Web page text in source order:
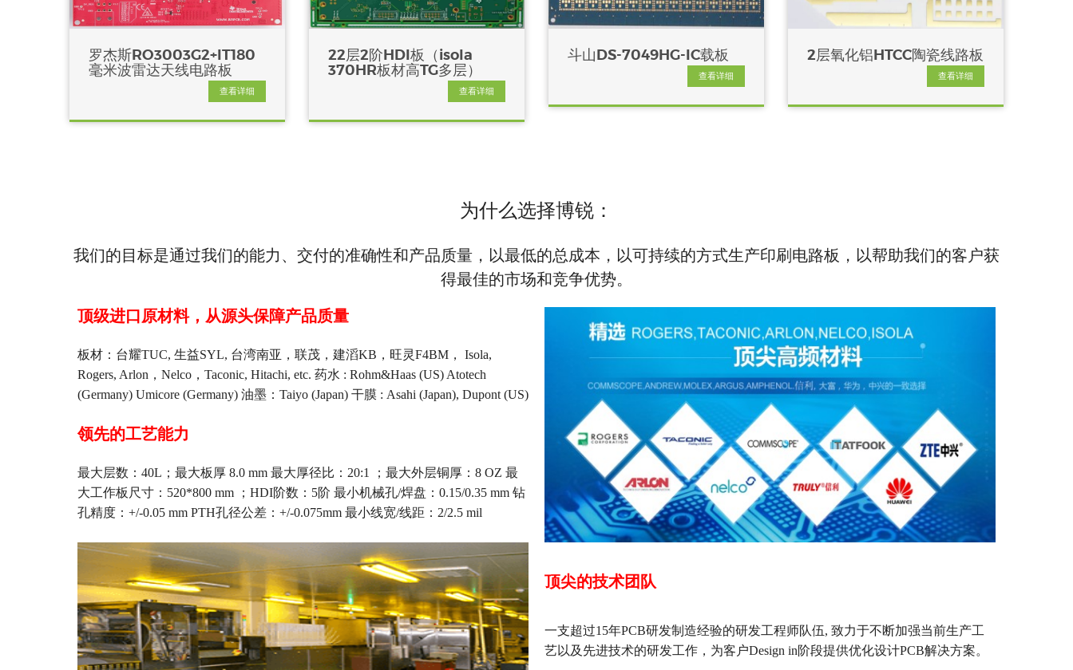
罗杰斯RO3003G2+IT180
毫米波雷达天线电路板
查看详细
22层2阶HDI板（isola
370HR板材高TG多层）
查看详细
斗山DS-7049HG-IC载板
查看详细
2层氧化铝HTCC陶瓷线路板
查看详细
为什么选择博锐：
我们的目标是通过我们的能力、交付的准确性和产品质量，以最低的总成本，以可持续的方式生产印刷电路板，以帮助我们的客户获
得最佳的市场和竞争优势。
顶级进口原材料，从源头保障产品质量
板材：台耀TUC, 生益SYL, 台湾南亚，联茂，建滔KB，旺灵F4BM， Isola,
Rogers, Arlon，Nelco，Taconic, Hitachi, etc. 药水 : Rohm&Haas (US) Atotech
(Germany) Umicore (Germany) 油墨：Taiyo (Japan) 干膜 : Asahi (Japan), Dupont (US)
领先的工艺能力
最大层数：40L；最大板厚 8.0 mm 最大厚径比：20:1 ；最大外层铜厚：8 OZ 最
大工作板尺寸：520*800 mm ；HDI阶数：5阶 最小机械孔/焊盘：0.15/0.35 mm 钻
孔精度：+/-0.05 mm PTH孔径公差：+/-0.075mm 最小线宽/线距：2/2.5 mil
顶尖的技术团队
一支超过15年PCB研发制造经验的研发工程师队伍, 致力于不断加强当前生产工
艺以及先进技术的研发工作，为客户Design in阶段提供优化设计PCB解决方案。